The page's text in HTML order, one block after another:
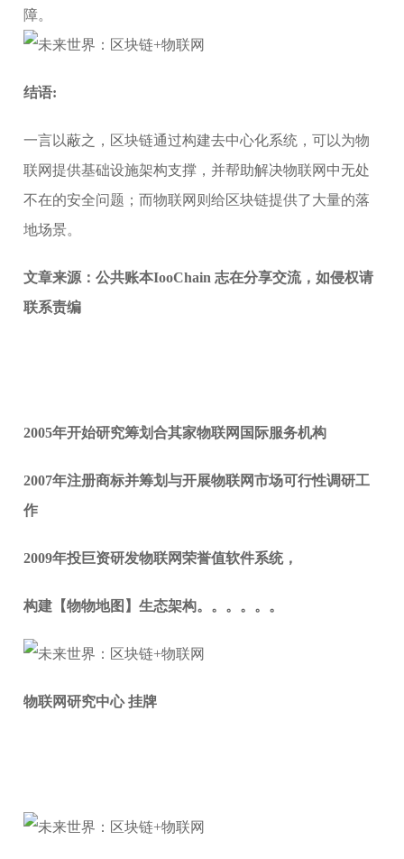
障。
结语:
一言以蔽之，区块链通过构建去中心化系统，可以为物
联网提供基础设施架构支撑，并帮助解决物联网中无处
不在的安全问题；而物联网则给区块链提供了大量的落
地场景。
文章来源：公共账本IooChain 志在分享交流，如侵权请
联系责编
2005年开始研究筹划合其家物联网国际服务机构
2007年注册商标并筹划与开展物联网市场可行性调研工
作
2009年投巨资研发物联网荣誉值软件系统，
构建【物物地图】生态架构。。。。。。
物联网研究中心 挂牌